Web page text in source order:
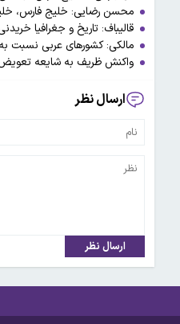
محسن رضایی: خلیج فارس،
قالیباف: تاریخ و جغرافیا
مالکی: کشورهای عربی نسبت
واکنش ظریف به شایعه
ارسال نظر
ارسال نظر